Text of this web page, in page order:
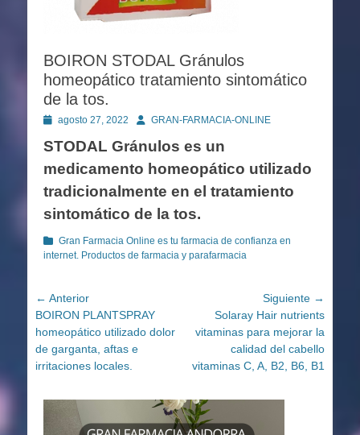
BOIRON STODAL Gránulos
homeopático tratamiento sintomático
de la tos.
Publicado
agosto 27, 2022 AutorGRAN-FARMACIA-ONLINE
STODAL Gránulos es un
medicamento homeopático utilizado
tradicionalmente en el tratamiento
sintomático de la tos.
Categorías
Gran Farmacia Online es tu farmacia de confianza en
internet. Productos de farmacia y parafarmacia
Navegación
de
entradas
← Anterior
Entrada
anterior:
BOIRON PLANTSPRAY
homeopático utilizado dolor
de garganta, aftas e
irritaciones locales.
Siguiente →
Entrada
siguiente:
Solaray Hair nutrients
vitaminas para mejorar la
calidad del cabello
vitaminas C, A, B2, B6, B1